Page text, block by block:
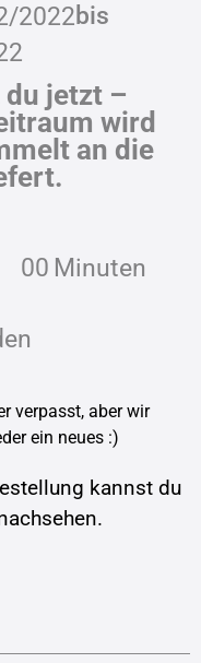
2022bis
jetzt –
wird
an die
00 Minuten
verpasst, aber wir
ein neues :)
kannst du